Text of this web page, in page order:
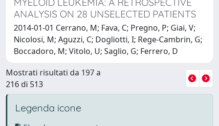
ANALYSIS ON 28 UNSELECTED PATIENTS
2014-01-01 Cerrano, M; Fava, C; Pregno, P; Giai, V;
Nicolosi, M; Aguzzi, C; Dogliotti, I; Rege-Cambrin, G;
Boccadoro, M; Vitolo, U; Saglio, G; Ferrero, D
Mostrati risultati da 197 a
216 di 513
Legenda icone